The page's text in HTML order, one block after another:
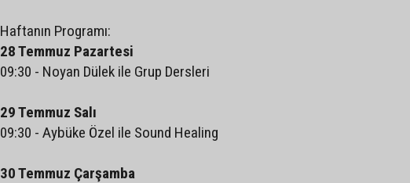
Haftanın Programı:
28 Temmuz Pazartesi
09:30 - Noyan Dülek ile Grup Dersleri
29 Temmuz Salı
09:30 - Aybüke Özel ile Sound Healing
30 Temmuz Çarşamba